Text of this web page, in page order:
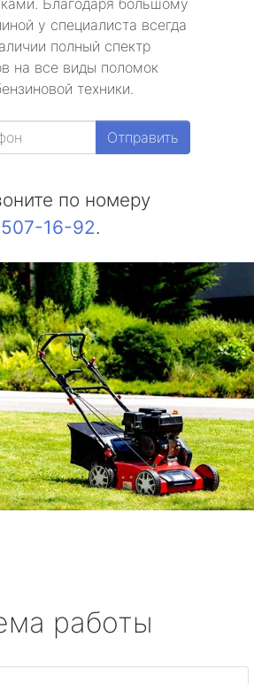
Благодаря большому
у специалиста всегда
полный спектр
на все виды поломок
техники.
Отправить
по номеру
16-92.
работы